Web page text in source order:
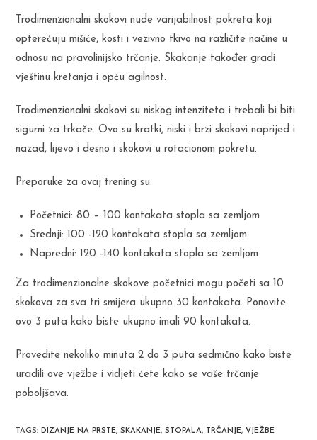
Trodimenzionalni skokovi nude varijabilnost pokreta koji
opterećuju mišiće, kosti i vezivno tkivo na različite načine u
odnosu na pravolinijsko trčanje. Skakanje također gradi
vještinu kretanja i opću agilnost.
Trodimenzionalni skokovi su niskog intenziteta i trebali bi biti
sigurni za trkače. Ovo su kratki, niski i brzi skokovi naprijed i
nazad, lijevo i desno i skokovi u rotacionom pokretu.
Preporuke za ovaj trening su:
Početnici: 80 – 100 kontakata stopla sa zemljom
Srednji: 100 -120 kontakata stopla sa zemljom
Napredni: 120 -140 kontakata stopla sa zemljom
Za trodimenzionalne skokove početnici mogu početi sa 10
skokova za sva tri smijera ukupno 30 kontakata. Ponovite
ovo 3 puta kako biste ukupno imali 90 kontakata.
Provedite nekoliko minuta 2 do 3 puta sedmično kako biste
uradili ove vježbe i vidjeti ćete kako se vaše trčanje
poboljšava.
TAGS:DIZANJE NA PRSTE, SKAKANJE, STOPALA, TRČANJE, VJEŽBE